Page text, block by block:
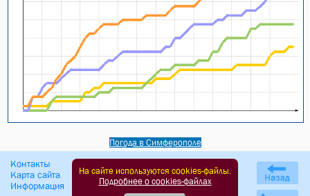
Погода в Симферополе
Контакты
Карта сайта
Информация
Оферта сайта
Политика обработки ПД
На сайте используются cookies-файлы.
Подробнее о cookies-файлах